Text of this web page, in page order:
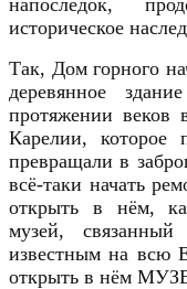
историческое
Так, Дом горного
деревянное
протяжении веков
Карелии, которое
превращали в
всё-таки начать
открыть в нём,
музей,
известным на всю
открыть в нём